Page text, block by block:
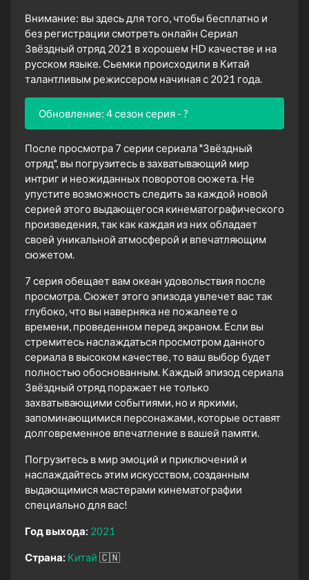
Внимание: вы здесь для того, чтобы бесплатно и
без регистрации смотреть онлайн Сериал
Звёздный отряд 2021 в хорошем HD качестве и на
русском языке. Сьемки происходили в Китай
талантливым режиссером начиная с 2021 года.
Обновление: 4 сезон серия - ?
После просмотра 7 серии сериала "Звёздный
отряд", вы погрузитесь в захватывающий мир
интриг и неожиданных поворотов сюжета. Не
упустите возможность следить за каждой новой
серией этого выдающегося кинематографического
произведения, так как каждая из них обладает
своей уникальной атмосферой и впечатляющим
сюжетом.
7 серия обещает вам океан удовольствия после
просмотра. Сюжет этого эпизода увлечет вас так
глубоко, что вы наверняка не пожалеете о
времени, проведенном перед экраном. Если вы
стремитесь наслаждаться просмотром данного
сериала в высоком качестве, то ваш выбор будет
полностью обоснованным. Каждый эпизод сериала
Звёздный отряд поражает не только
захватывающими событиями, но и яркими,
запоминающимися персонажами, которые оставят
долговременное впечатление в вашей памяти.
Погрузитесь в мир эмоций и приключений и
наслаждайтесь этим искусством, созданным
выдающимися мастерами кинематографии
специально для вас!
Год выхода: 2021
Страна: Китай 🇨🇳